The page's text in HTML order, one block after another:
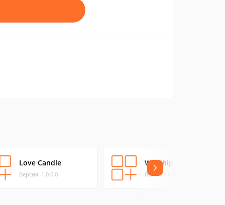
Love Candle
Версия: 1.0.0.0
Worship Of God
Версия: 1.4.0.0